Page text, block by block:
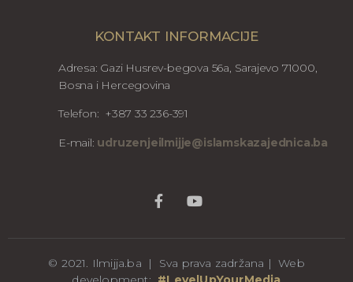
KONTAKT INFORMACIJE
Adresa: Gazi Husrev-begova 56a, Sarajevo 71000,
Bosna i Hercegovina
Telefon: +387 33 236-391
E-mail: udruzenjeilmijje@islamskazajednica.ba
© 2021. Ilmijja.ba | Sva prava zadržana | Web